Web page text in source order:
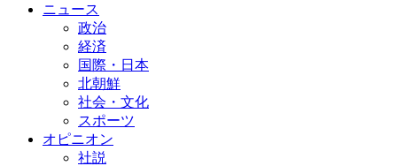
ニュース
政治
経済
国際・日本
北朝鮮
社会・文化
スポーツ
オピニオン
社説